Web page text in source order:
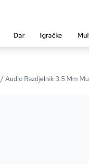
Dar Igračke
/ Audio Razdjelnik 3.5 Mm